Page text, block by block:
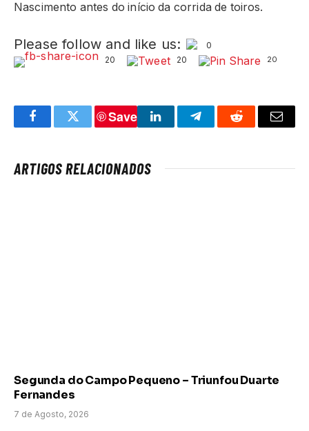
Nascimento antes do início da corrida de toiros.
Please follow and like us:
0
20
20 20
FacebookTwitter
Save
LinkedInTelegramReddit Email
ARTIGOS RELACIONADOS
Segunda do Campo Pequeno – Triunfou Duarte
Fernandes
7 de Agosto, 2026